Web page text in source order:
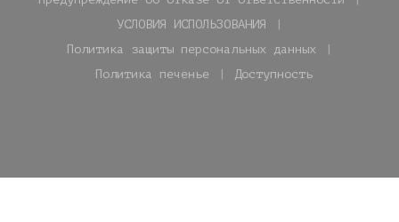
УСЛОВИЯ ИСПОЛЬЗОВАНИЯ
Политика защиты персональных данных
Политика печенье
((открывается в новом окне))
Доступность